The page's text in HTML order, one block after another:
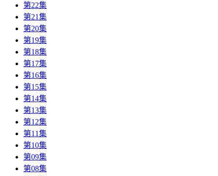
第22集
第21集
第20集
第19集
第18集
第17集
第16集
第15集
第14集
第13集
第12集
第11集
第10集
第09集
第08集